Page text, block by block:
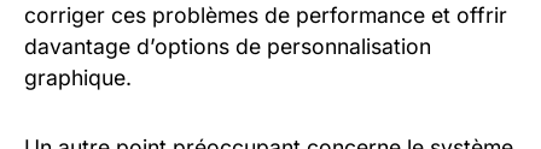
corriger ces problèmes de performance et offrir
davantage d’options de personnalisation
graphique.